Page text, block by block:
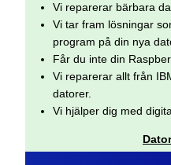
Vi reparerar bärbara
Vi tar fram lösningar
program på din nya
Får du inte din
Vi reparerar allt från
datorer.
Vi hjälper dig med